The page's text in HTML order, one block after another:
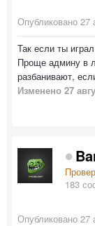
Опубликовано 27
Так если ты
Проще админу в
разбанивают,
Изменено 27
183
Опубликовано 27